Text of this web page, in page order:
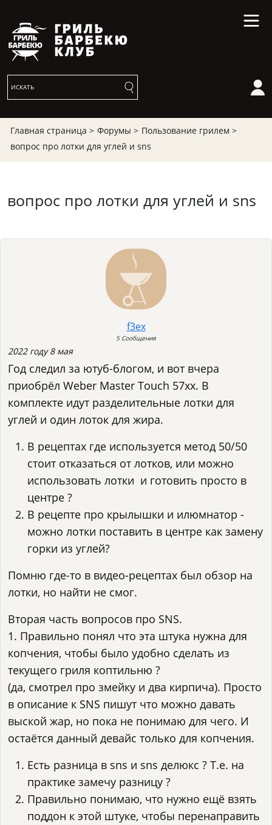
Главная страница > Форумы > Пользование грилем >
вопрос про лотки для углей и sns
вопрос про лотки для углей и sns
f3ex
5 Сообщения
2022 году 8 мая
Год следил за ютуб-блогом, и вот вчера
приобрёл Weber Master Touch 57xx. В
комплекте идут разделительные лотки для
углей и один лоток для жира.
В рецептах где используется метод 50/50
стоит отказаться от лотков, или можно
использовать лотки и готовить просто в
центре ?
В рецепте про крылышки и илюмнатор -
можно лотки поставить в центре как замену
горки из углей?
Помню где-то в видео-рецептах был обзор на
лотки, но найти не смог.
Вторая часть вопросов про SNS.
1. Правильно понял что эта штука нужна для
копчения, чтобы было удобно сделать из
текущего гриля коптильню ?
(да, смотрел про змейку и два кирпича). Просто
в описание к SNS пишут что можно давать
выской жар, но пока не понимаю для чего. И
остаётся данный девайс только для копчения.
Есть разница в sns и sns делюкс ? Т.е. на
практике замечу разницу ?
Правильно понимаю, что нужно ещё взять
поддон к этой штуке, чтобы перенаправить